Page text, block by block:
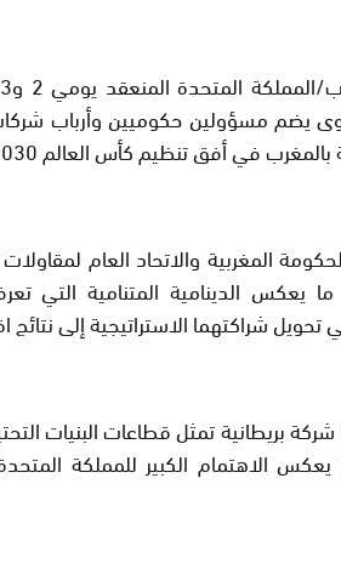
يضم مسؤولين حكوميين وأرباب
في أفق تنظيم كأس العالم 2030.
المغربية والاتحاد العام
ما يعكس الدينامية المتنامية التي
تحويل شراكتهما الاستراتيجية إلى
ويشارك في هذا الحدث حوالي 50 شركة بريطانية تمثل قطاعات
الاهتمام الكبير للمملكة